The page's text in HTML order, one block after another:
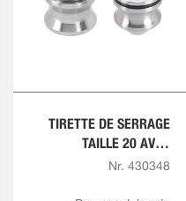
TIRETTE DE SERRAGE
TAILLE 20 AVEC
MARQUAGE DES
Nr. 430348